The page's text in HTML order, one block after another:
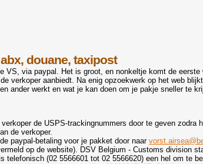
douane, taxipost
VS, via paypal. Het is groot, en nonkeltje komt de
verkoper aanbiedt. Na enig opzoekwerk op het web
ander werkt en wat je kan doen om je pakje sneller te
de USPS-trackingnummers door te geven zodra
de verkoper.
paypal-betaling voor je pakket door naar
op de website). DSV Belgium - Customs division
telefonisch (02 5566601 tot 02 5566620) een hel om te